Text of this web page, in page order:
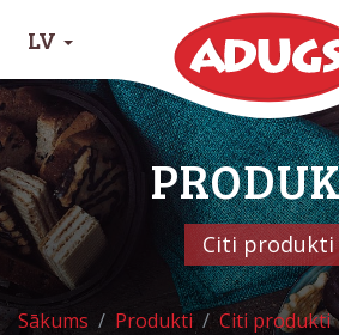
LV
Citi produkti
Sākums Produkti Citi produkti